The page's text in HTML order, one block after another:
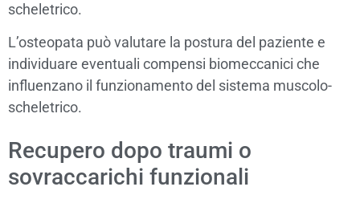
scheletrico.
L’osteopata può valutare la postura del paziente e
individuare eventuali compensi biomeccanici che
influenzano il funzionamento del sistema muscolo-
scheletrico.
Recupero dopo traumi o
sovraccarichi funzionali